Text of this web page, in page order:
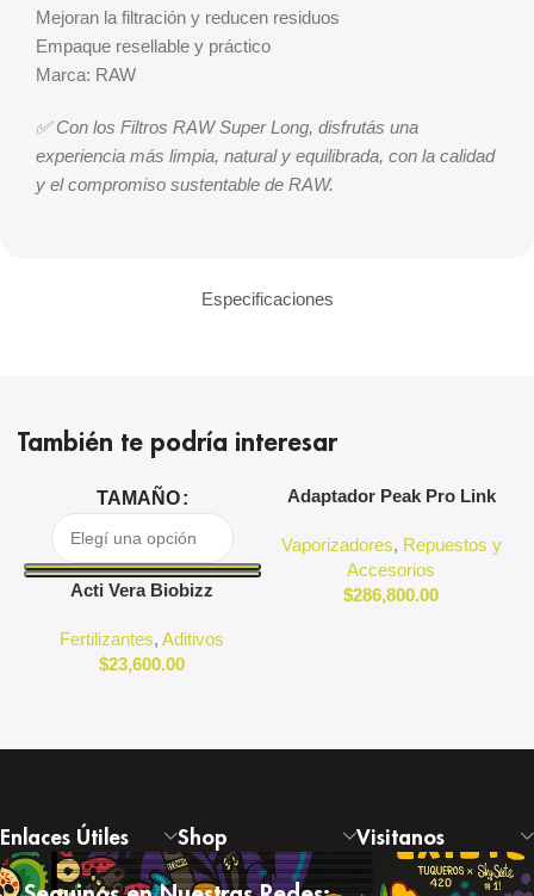
Especificaciones
Mejoran la filtración y reducen residuos
Empaque resellable y práctico
Marca: RAW
✅ Con los Filtros RAW Super Long, disfrutás una
experiencia más limpia, natural y equilibrada, con la calidad
y el compromiso sustentable de RAW.
También te podría interesar
TAMAÑO
Acti Vera Biobizz
Fertilizantes,Aditivos
$23,600.00
Adaptador Peak Pro Link
Vaporizadores, Repuestos y
Accesorios
$286,800.00
Enlaces Útiles Shop Visitanos